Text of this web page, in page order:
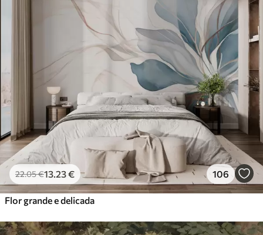
22.05€13 .23€ 106
Flor grande e delicada